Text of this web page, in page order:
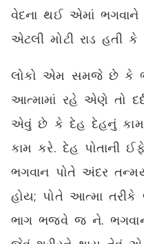
વેદના થઈ એમાં ભગવાને
એટલી મોટી રાડ હતી કે
લોકો એમ સમજે છે કે
આત્મામાં રહે એણે તો
એવું છે કે દેહ દેહનું
કામ કરે. દેહ પોતાની
ભગવાન પોતે અંદર
હોય; પોતે આત્મા
ભાગ ભજવે જ ને.